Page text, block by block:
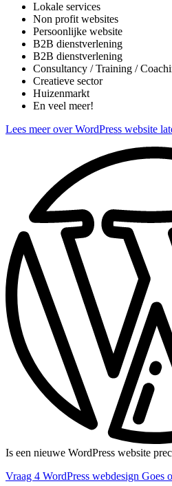
Lokale services
Non profit websites
Persoonlijke website
B2B dienstverlening
B2B dienstverlening
Consultancy / Training /
Creatieve sector
Huizenmarkt
En veel meer!
Lees meer over WordPress website
Is een nieuwe WordPress website
Vraag 4 WordPress webdesign Goes